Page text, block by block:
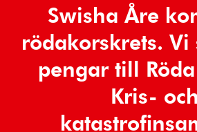
Swisha Åre
rödakorskrets.
pengar till
Kris- och